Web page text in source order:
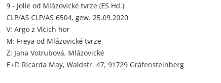
9 - Jolie od Mlázovické tvrze (ES Hd.)
CLP/AS CLP/AS 6504, gew. 25.09.2020
V: Argo z Vlcich hor
M: Freya od Mlázovické tvrze
Z: Jana Votrubová, Mlázovické
E+F: Ricarda May, Waldstr. 47, 91729 Gräfensteinberg